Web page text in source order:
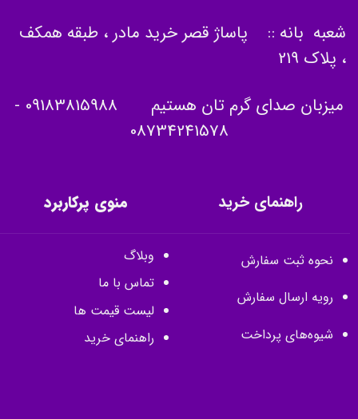
شعبه بانه :: پاساژ قصر خرید مادر ، طبقه همکف
، پلاک 219
میزبان صدای گرم تان هستیم 09183815988
-
08734241578
راهنمای خرید
نحوه ثبت سفارش
رویه ارسال سفارش
شیوه‌های پرداخت
منوی پرکاربرد
وبلاگ
تماس با ما
لیست قیمت ها
راهنمای خرید